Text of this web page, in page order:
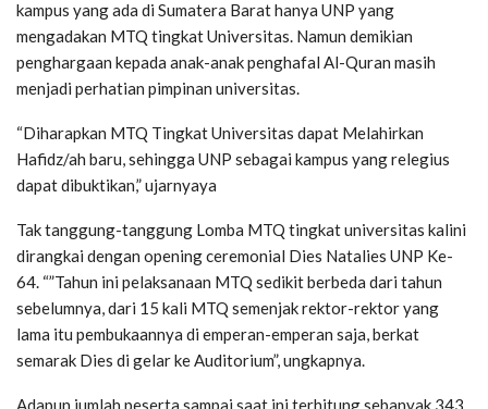
kampus yang ada di Sumatera Barat hanya UNP yang
mengadakan MTQ tingkat Universitas. Namun demikian
penghargaan kepada anak-anak penghafal Al-Quran masih
menjadi perhatian pimpinan universitas.
“Diharapkan MTQ Tingkat Universitas dapat Melahirkan
Hafidz/ah baru, sehingga UNP sebagai kampus yang relegius
dapat dibuktikan,” ujarnyaya
Tak tanggung-tanggung Lomba MTQ tingkat universitas kalini
dirangkai dengan opening ceremonial Dies Natalies UNP Ke-
64. “”Tahun ini pelaksanaan MTQ sedikit berbeda dari tahun
sebelumnya, dari 15 kali MTQ semenjak rektor-rektor yang
lama itu pembukaannya di emperan-emperan saja, berkat
semarak Dies di gelar ke Auditorium”, ungkapnya.
Adapun jumlah peserta sampai saat ini terhitung sebanyak 343